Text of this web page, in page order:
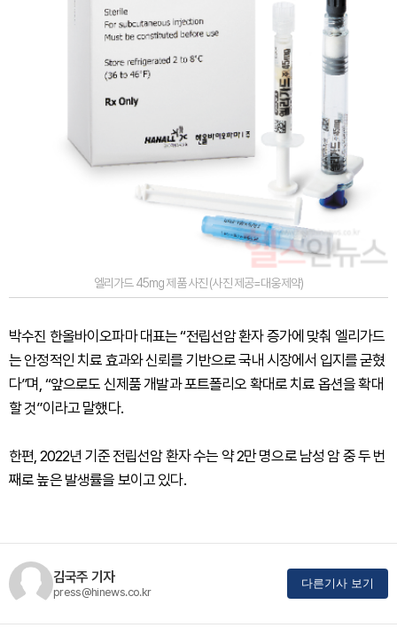
엘리가드 45mg 제품 사진 (사진 제공=대웅제약)
박수진 한올바이오파마 대표는 “전립선암 환자 증가에 맞춰 엘리가드
는 안정적인 치료 효과와 신뢰를 기반으로 국내 시장에서 입지를 굳혔
다”며, “앞으로도 신제품 개발과 포트폴리오 확대로 치료 옵션을 확대
할 것”이라고 말했다.
한편, 2022년 기준 전립선암 환자 수는 약 2만 명으로 남성 암 중 두 번
째로 높은 발생률을 보이고 있다.
김국주 기자
press@hinews.co.kr
다른기사 보기